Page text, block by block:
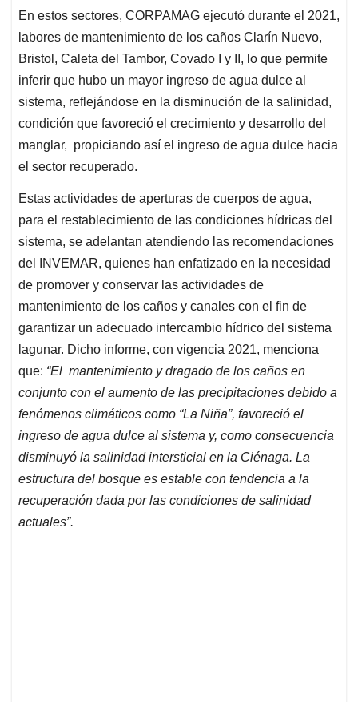
En estos sectores, CORPAMAG ejecutó durante el 2021,
labores de mantenimiento de los caños Clarín Nuevo,
Bristol, Caleta del Tambor, Covado I y II, lo que permite
inferir que hubo un mayor ingreso de agua dulce al
sistema, reflejándose en la disminución de la salinidad,
condición que favoreció el crecimiento y desarrollo del
manglar, propiciando así el ingreso de agua dulce hacia
el sector recuperado.
Estas actividades de aperturas de cuerpos de agua,
para el restablecimiento de las condiciones hídricas del
sistema, se adelantan atendiendo las recomendaciones
del INVEMAR, quienes han enfatizado en la necesidad
de promover y conservar las actividades de
mantenimiento de los caños y canales con el fin de
garantizar un adecuado intercambio hídrico del sistema
lagunar. Dicho informe, con vigencia 2021, menciona
que: “El mantenimiento y dragado de los caños en
conjunto con el aumento de las precipitaciones debido a
fenómenos climáticos como “La Niña”, favoreció el
ingreso de agua dulce al sistema y, como consecuencia
disminuyó la salinidad intersticial en la Ciénaga. La
estructura del bosque es estable con tendencia a la
recuperación dada por las condiciones de salinidad
actuales”.